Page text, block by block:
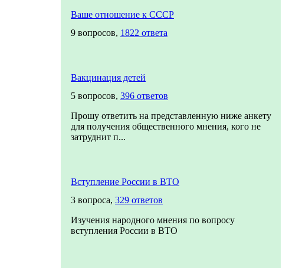
Ваше отношение к СССР
9 вопросов, 1822 ответа
Вакцинация детей
5 вопросов, 396 ответов
Прошу ответить на представленную ниже анкету
для получения общественного мнения, кого не
затруднит п...
Вступление России в ВТО
3 вопроса, 329 ответов
Изучения народного мнения по вопросу
вступления России в ВТО